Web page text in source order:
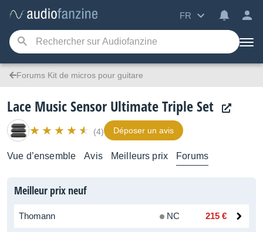
FR
Forums Kit de micros pour guitare
Lace Music Sensor Ultimate Triple Set
(4) Déposer un avis
Vue d’ensemble Avis Meilleurs prix Forums
Meilleur prix neuf
Thomann NC 215 €